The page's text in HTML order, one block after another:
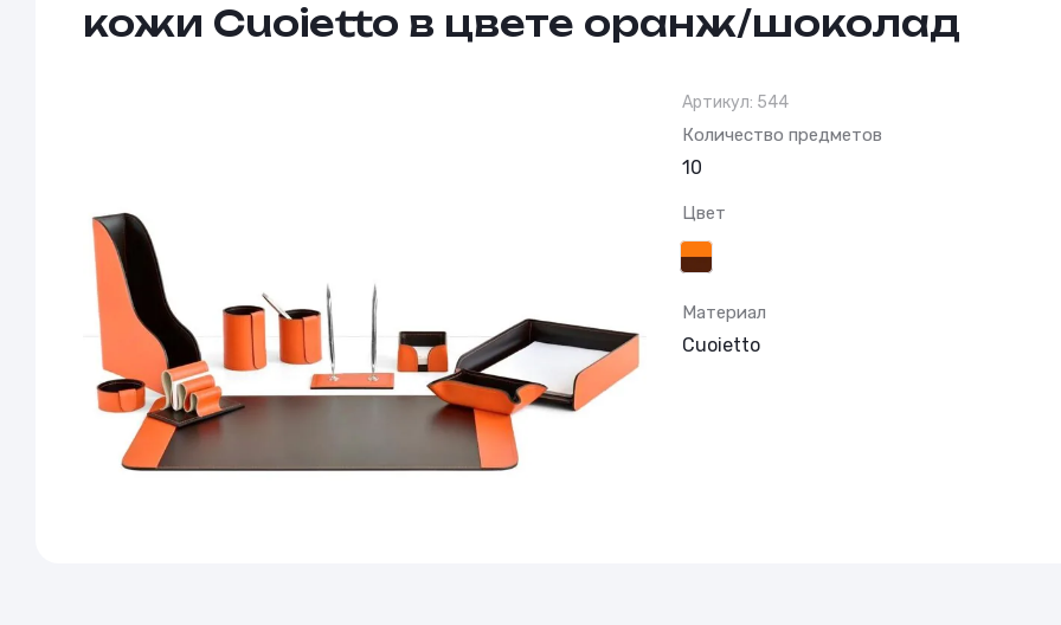
кожи Cuoietto в цвете оранж/шоколад
Артикул: 544
Количество предметов
10
Цвет
Материал
Cuoietto